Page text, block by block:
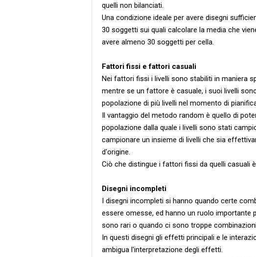
quelli non bilanciati.
Una condizione ideale per avere disegni
30 soggetti sui quali calcolare la media che
avere almeno 30 soggetti per cella.
Fattori fissi e fattori casuali
Nei fattori fissi i livelli sono stabiliti in maniera
mentre se un fattore è casuale, i suoi livelli
popolazione di più livelli nel momento di
Il vantaggio del metodo random è quello di
popolazione dalla quale i livelli sono stati
campionare un insieme di livelli che sia
d'origine.
Ciò che distingue i fattori fissi da quelli casuali
Disegni incompleti
I disegni incompleti si hanno quando certe
essere omesse, ed hanno un ruolo importante
sono rari o quando ci sono troppe
In questi disegni gli effetti principali e le
ambigua l'interpretazione degli effetti.